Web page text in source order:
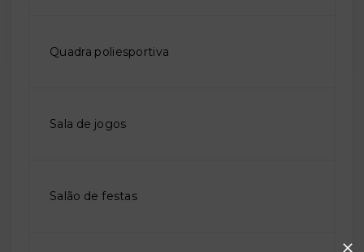
Quadra poliesportiva
Sala de jogos
Salão de festas